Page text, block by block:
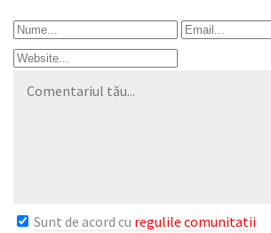
Sunt de acord cu regulile comunitatii